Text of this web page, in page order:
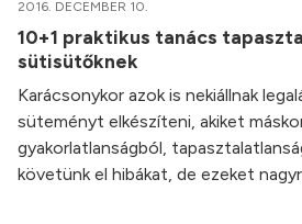
2016. DECEMBER 10.
10+1 praktikus tanács
sütisütőknek
Karácsonykor azok is nekiállnak
süteményt elkészíteni, akiket
gyakorlatlanságból,
követünk el hibákat, de ezeket